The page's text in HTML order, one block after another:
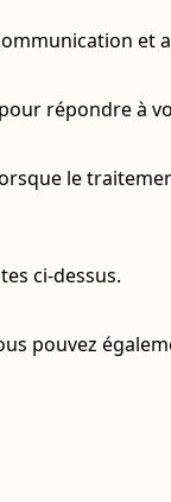
et
répondre à
le
ci-dessus.
pouvez